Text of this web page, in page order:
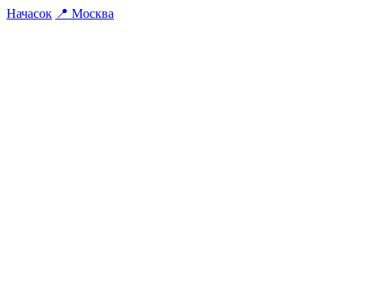
Начасок 📍 Москва